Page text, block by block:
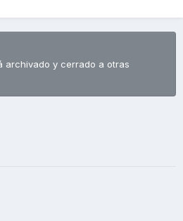
archivado y cerrado a otras